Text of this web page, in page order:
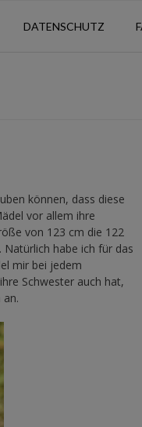
DATENSCHUTZ
können, dass diese
vor allem ihre
von 123 cm die 122
habe ich für das
mir bei jedem
Schwester auch hat,